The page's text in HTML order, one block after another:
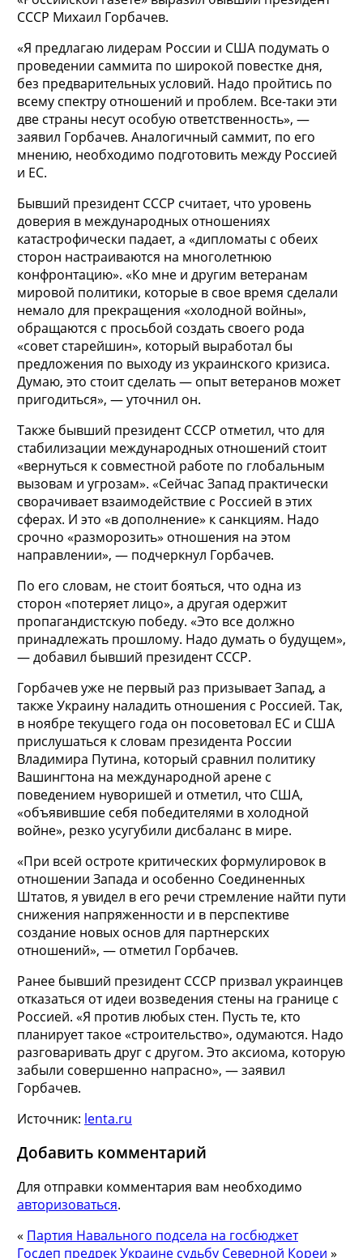
СССР Михаил Горбачев.
«Я предлагаю лидерам России и США подумать о
проведении саммита по широкой повестке дня,
без предварительных условий. Надо пройтись по
всему спектру отношений и проблем. Все-таки эти
две страны несут особую ответственность», —
заявил Горбачев. Аналогичный саммит, по его
мнению, необходимо подготовить между Россией
и ЕС.
Бывший президент СССР считает, что уровень
доверия в международных отношениях
катастрофически падает, а «дипломаты с обеих
сторон настраиваются на многолетнюю
конфронтацию». «Ко мне и другим ветеранам
мировой политики, которые в свое время сделали
немало для прекращения «холодной войны»,
обращаются с просьбой создать своего рода
«совет старейшин», который выработал бы
предложения по выходу из украинского кризиса.
Думаю, это стоит сделать — опыт ветеранов может
пригодиться», — уточнил он.
Также бывший президент СССР отметил, что для
стабилизации международных отношений стоит
«вернуться к совместной работе по глобальным
вызовам и угрозам». «Сейчас Запад практически
сворачивает взаимодействие с Россией в этих
сферах. И это «в дополнение» к санкциям. Надо
срочно «разморозить» отношения на этом
направлении», — подчеркнул Горбачев.
По его словам, не стоит бояться, что одна из
сторон «потеряет лицо», а другая одержит
пропагандистскую победу. «Это все должно
принадлежать прошлому. Надо думать о будущем»,
— добавил бывший президент СССР.
Горбачев уже не первый раз призывает Запад, а
также Украину наладить отношения с Россией. Так,
в ноябре текущего года он посоветовал ЕС и США
прислушаться к словам президента России
Владимира Путина, который сравнил политику
Вашингтона на международной арене с
поведением нуворишей и отметил, что США,
«объявившие себя победителями в холодной
войне», резко усугубили дисбаланс в мире.
«При всей остроте критических формулировок в
отношении Запада и особенно Соединенных
Штатов, я увидел в его речи стремление найти пути
снижения напряженности и в перспективе
создание новых основ для партнерских
отношений», — отметил Горбачев.
Ранее бывший президент СССР призвал украинцев
отказаться от идеи возведения стены на границе с
Россией. «Я против любых стен. Пусть те, кто
планирует такое «строительство», одумаются. Надо
разговаривать друг с другом. Это аксиома, которую
забыли совершенно напрасно», — заявил
Горбачев.
Источник: lenta.ru
Добавить комментарий
Для отправки комментария вам необходимо
авторизоваться.
« Партия Навального подсела на госбюджет
Госдеп предрек Украине судьбу Северной Кореи »